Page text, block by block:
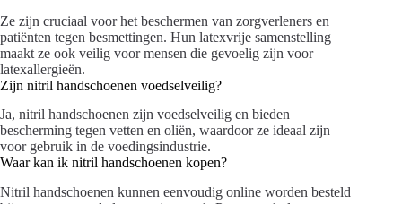
Ze zijn cruciaal voor het beschermen van zorgverleners en
patiënten tegen besmettingen. Hun latexvrije samenstelling
maakt ze ook veilig voor mensen die gevoelig zijn voor
latexallergieën.
Zijn nitril handschoenen voedselveilig?
Ja, nitril handschoenen zijn voedselveilig en bieden
bescherming tegen vetten en oliën, waardoor ze ideaal zijn
voor gebruik in de voedingsindustrie.
Waar kan ik nitril handschoenen kopen?
Nitril handschoenen kunnen eenvoudig online worden besteld